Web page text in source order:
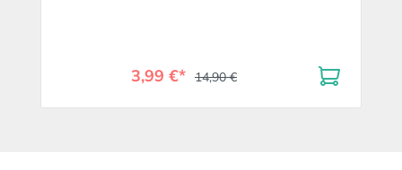
3,99 €* 14,90 €